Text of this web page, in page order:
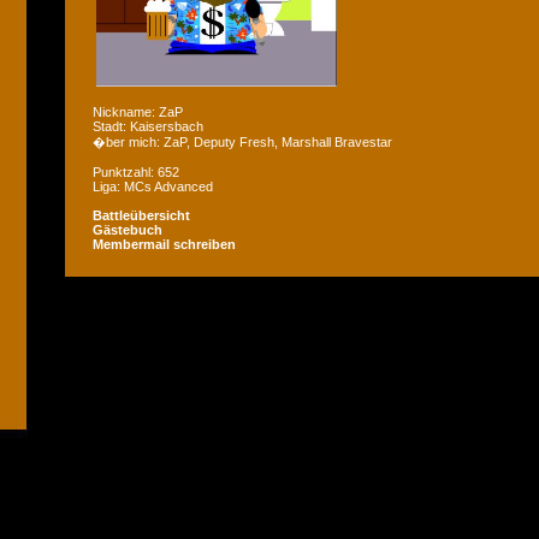
Nickname: ZaP
Stadt: Kaisersbach
�ber mich: ZaP, Deputy Fresh, Marshall Bravestar
Punktzahl: 652
Liga: MCs Advanced
Battleübersicht
Gästebuch
Membermail schreiben